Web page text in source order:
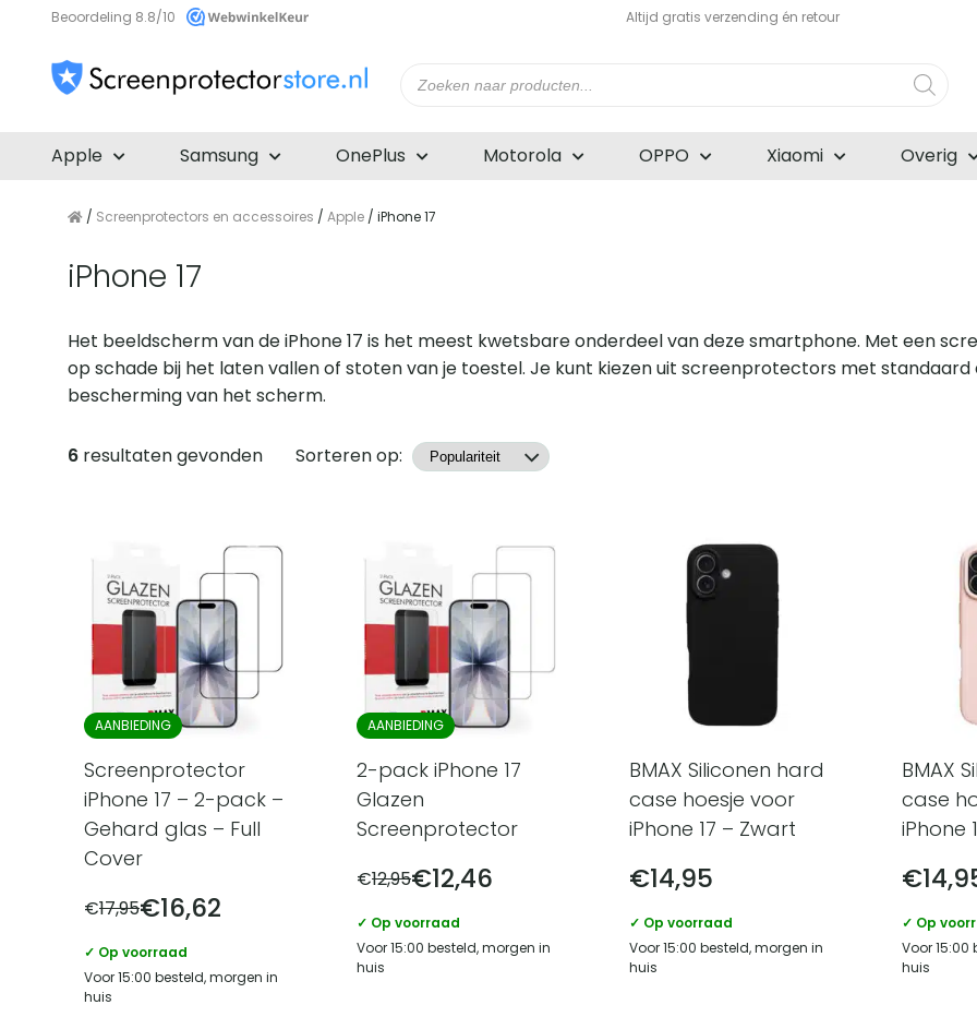
Beoordeling 8.8/10 Altijd gratis verzending én retour
zoeken
Apple Samsung OnePlus Motorola OPPO Xiaomi Overig
/ Screenprotectors en accessoires / Apple / iPhone 17
iPhone 17
Het beeldscherm van de iPhone 17 is het meest kwetsbare onderdeel van deze smartphone. Met een
op schade bij het laten vallen of stoten van je toestel. Je kunt kiezen uit screenprotectors met
bescherming van het scherm.
Producten
6 resultaten gevonden Sorteren op:
AANBIEDING
Screenprotector
iPhone 17 – 2-pack –
Gehard glas – Full
Cover
€17,95€16,62
✓ Op voorraad
Voor 15:00 besteld, morgen in
huis
AANBIEDING
2-pack iPhone 17
Glazen
Screenprotector
€12,95€12,46
✓ Op voorraad
Voor 15:00 besteld, morgen in
huis
BMAX Siliconen hard
case hoesje voor
iPhone 17 – Zwart
€14,95
✓ Op voorraad
Voor 15:00 besteld, morgen in
huis
BMAX
case
iPhone
€
✓ Op
Voor
huis